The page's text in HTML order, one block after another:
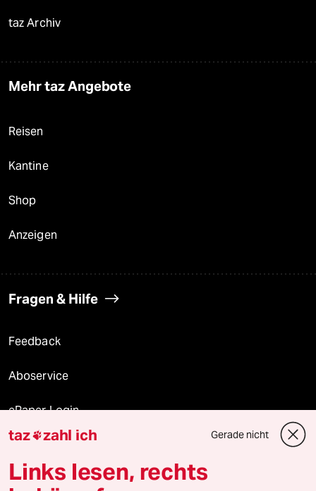
taz Archiv
Mehr taz Angebote
Reisen
Kantine
Shop
Anzeigen
Fragen & Hilfe
Feedback
Aboservice
ePaper Login
Downloads für Abonnierende
taz zahl ich Gerade nicht
Links lesen, rechts